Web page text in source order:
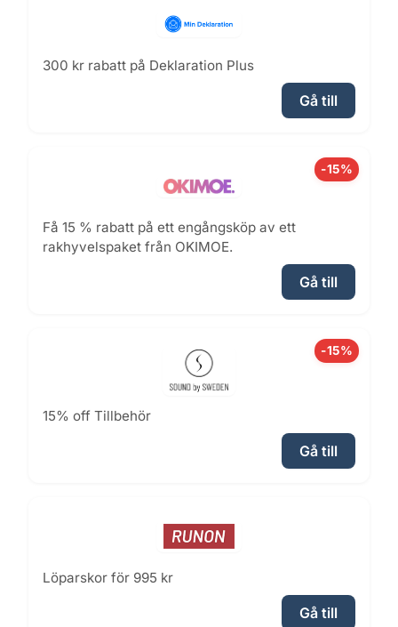
300 kr rabatt på Deklaration Plus
Gå till
-15%
Få 15 % rabatt på ett engångsköp av ett
rakhyvelspaket från OKIMOE.
Gå till
-15%
15% off Tillbehör
Gå till
Löparskor för 995 kr
Gå till